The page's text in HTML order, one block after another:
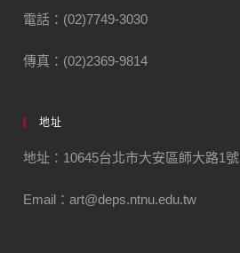
電話：(02)7749-3030
傳真：(02)2369-9814
地址
地址：10645台北市大安區師大路1號
Email：art@deps.ntnu.edu.tw